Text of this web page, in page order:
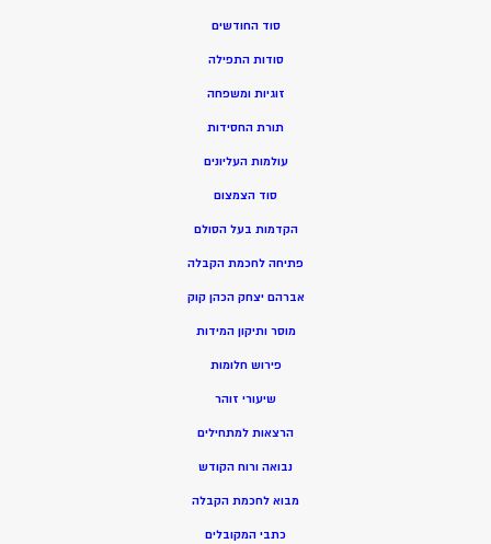
סוד החודשים
סודות התפילה
זוגיות ומשפחה
תורת החסידות
עולמות העליונים
סוד הצמצום
הקדמות בעל הסולם
פתיחה לחכמת הקבלה
אברהם יצחק הכהן קוק
מוסר ותיקון המידות
פירוש חלומות
שיעורי זוהר
הרצאות למתחילים
נבואה ורוח הקודש
מבוא לחכמת הקבלה
כתבי המקובלים